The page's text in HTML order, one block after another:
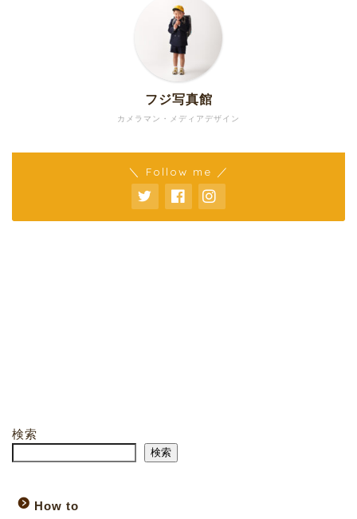
カメラマン・メディアデザイン
フジ写真館
＼ Follow me ／
検索
検索
How to